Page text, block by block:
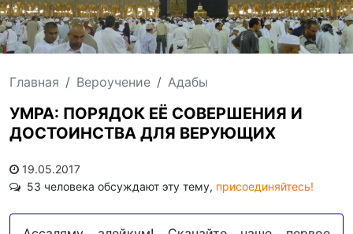
Главная Вероучение Адабы
УМРА: ПОРЯДОК ЕЁ СОВЕРШЕНИЯ И
ДОСТОИНСТВА ДЛЯ ВЕРУЮЩИХ
19.05.2017
53 человека обсуждают эту тему, присоединяйтесь!